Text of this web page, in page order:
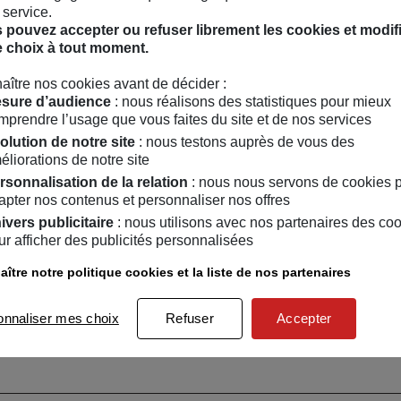
a story Pour
des tournées et des actions de territoire, la compagnie
sur les possibles adaptations des formes de
écologique, contrainte sanitaire, attractivité, accessibilité,
web
La TraverScène sur : Facebook
Instagram
pouvez accepter ou refuser librement les cookies et
choix à tout moment.
nos cookies avant de décider :
d’audience : nous réalisons des statistiques pour mieux
l’usage que vous faites du site et de nos services
de notre site : nous testons auprès de vous des
de notre site
de la relation : nous nous servons de cookies
nos contenus et personnaliser nos offres
publicitaire : nous utilisons avec nos partenaires des
afficher des publicités personnalisées
notre politique cookies et la liste de nos partenaires
mes choix Refuser Accepter